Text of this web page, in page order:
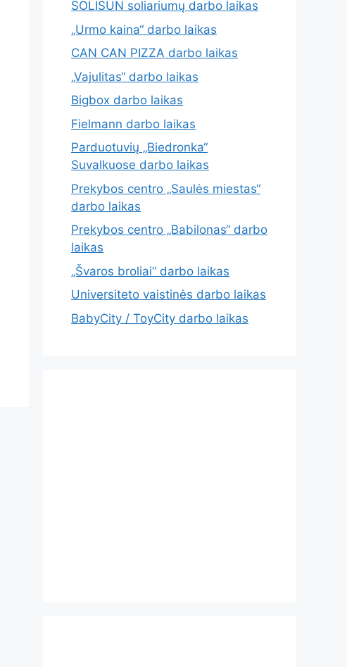
SOLISUN soliariumų darbo laikas
„Urmo kaina“ darbo laikas
CAN CAN PIZZA darbo laikas
„Vajulitas“ darbo laikas
Bigbox darbo laikas
Fielmann darbo laikas
Parduotuvių „Biedronka“
Suvalkuose darbo laikas
Prekybos centro „Saulės miestas“
darbo laikas
Prekybos centro „Babilonas“ darbo
laikas
„Švaros broliai“ darbo laikas
Universiteto vaistinės darbo laikas
BabyCity / ToyCity darbo laikas